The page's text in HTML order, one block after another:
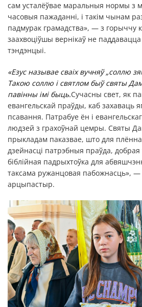
сам усталёўвае маральныя нормы з
часовыя пажаданні, і такім чынам
падмурак грамадства», — з горыччу
заахвоціўшы вернікаў не
тэндэнцыі.
«Езус называе сваіх вучняў „соллю
Такою соллю і святлом быў святы
павінны імі быць.Сучасны свет, як
евангельскай праўды, каб захаваць
псавання. Патрабуе ён і
людзей з грахоўнай цемры. Святы
прыкладам паказвае, што для
дзейнасці патрэбныя праўда, добрая
біблійная падрыхтоўка для
таксама ружанцовая пабожнасць», —
арцыпастыр.